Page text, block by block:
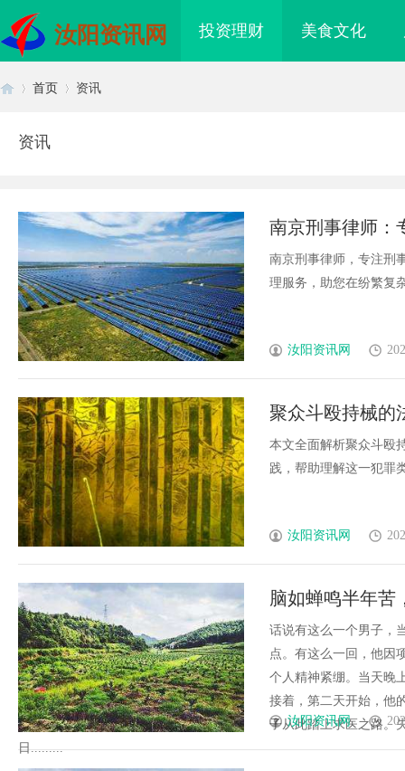
汝阳资讯网 投资理财 美食文化
首页 资讯
资讯
南京刑事律师：
南京刑事律师，专注刑
理服务，助您在纷繁复
汝阳资讯网
聚众斗殴持械的
本文全面解析聚众斗殴
践，帮助理解这一犯罪
汝阳资讯网
脑如蝉鸣半年苦
透了
话说有这么一个男子，
点。有这么一回，他因
个人精神紧绷。当天晚
接着，第二天开始，他
子从此踏上求医之路。
日.........
汝阳资讯网
费看电影的多种途径 武汉配眼镜 上海配眼镜